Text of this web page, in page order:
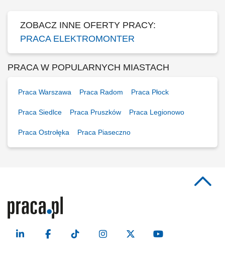
ZOBACZ INNE OFERTY PRACY:
PRACA ELEKTROMONTER
PRACA W POPULARNYCH MIASTACH
Praca Warszawa Praca Radom Praca Płock
Praca Siedlce Praca Pruszków Praca Legionowo
Praca Ostrołęka Praca Piaseczno